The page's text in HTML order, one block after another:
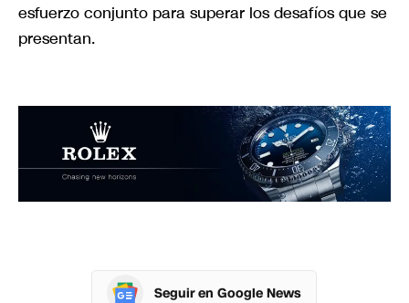
esfuerzo conjunto para superar los desafíos que se
presentan.
Seguir en Google News